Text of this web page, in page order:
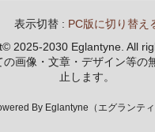
表示切替 : PC版に切り替え
2025-2030 Eglantyne. All
の画像・文章・デザイン等の
止します。
By Eglantyne（エグランティ